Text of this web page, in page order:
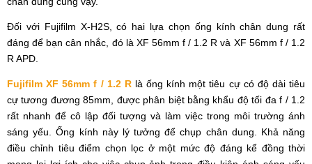
Đối với Fujifilm X-H2S, có hai lựa chọn ống kính chân dung rất
đáng để bạn cân nhắc, đó là XF 56mm f / 1.2 R và XF 56mm f / 1.2
R APD.
Fujifilm XF 56mm f / 1.2 Rlà ống kính một tiêu cự có độ dài tiêu
cự tương đương 85mm, được phân biệt bằng khẩu độ tối đa f / 1.2
rất nhanh để cô lập đối tượng và làm việc trong môi trường ánh
sáng yếu. Ống kính này lý tưởng để chụp chân dung. Khả năng
điều chỉnh tiêu điểm chọn lọc ở một mức độ đáng kể đồng thời